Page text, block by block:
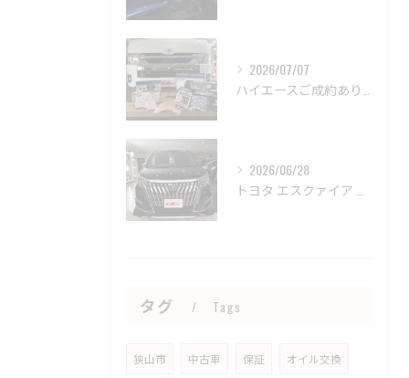
2026/07/07
2026/06/28
タグ Tags
狭山市 中古車 保証 オイル交換